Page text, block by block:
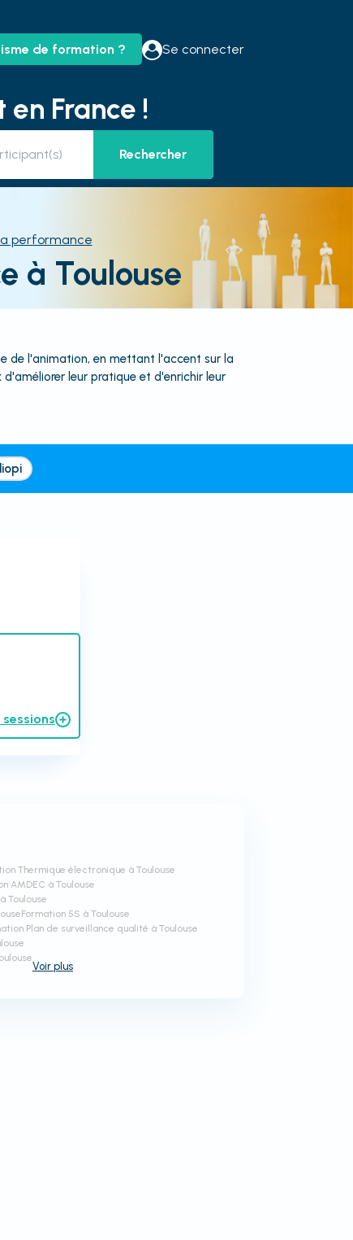
de formation ? Se connecter
France !
Rechercher
performance
à Toulouse
de l'animation, en mettant l'accent sur la
leur pratique et d'enrichir leur
Thermique électronique à Toulouse
AMDEC à Toulouse
Toulouse
Formation 5S à Toulouse
Plan de surveillance qualité à Toulouse
Voir plus